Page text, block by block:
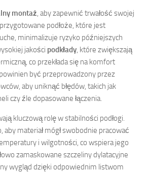
montaż, aby zapewnić trwałość swojej
podłoże, które jest
minimalizuje ryzyko późniejszych
jakości podkłady, które zwiększają
co przekłada się na komfort
być przeprowadzony przez
aby uniknąć błędów, takich jak
czy źle dopasowane łączenia.
kluczową rolę w stabilności podłogi.
aby materiał mógł swobodnie pracować
i wilgotności, co wspiera jego
zamaskowane szczeliny dylatacyjne
wygląd dzięki odpowiednim listwom